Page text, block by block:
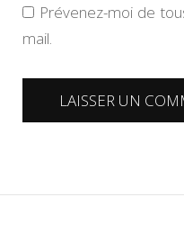
Prévenez-moi de
mail.